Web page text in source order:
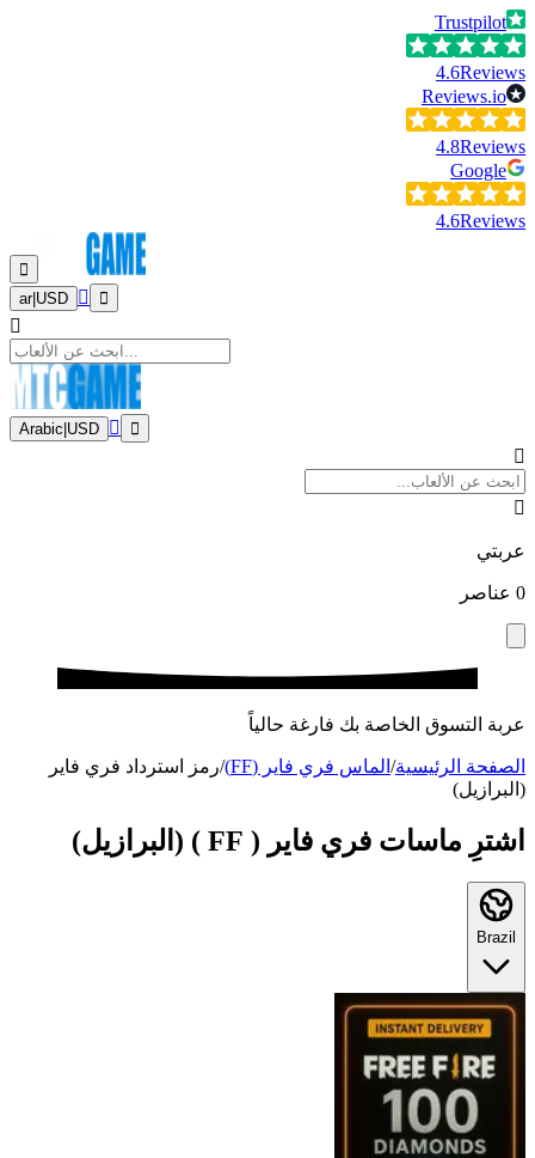
Trustpilot
4.6Reviews
Reviews.io
4.8Reviews
Google
4.6Reviews
ar| USD
Arabic USD
عربتي
0 عناصر
عربة التسوق الخاصة بك فارغة حالياً
الصفحة الرئيسية/ الماس فري فاير (FF) /رمز استرداد فري فاير
(البرازيل)
اشترِ ماسات فري فاير ( FF ) (البرازيل)
Brazil